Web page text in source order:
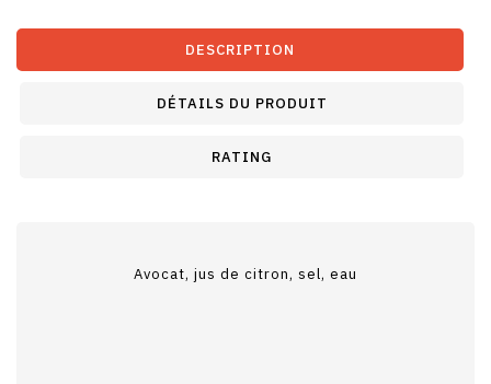
DESCRIPTION
DÉTAILS DU PRODUIT
RATING
Avocat, jus de citron, sel, eau